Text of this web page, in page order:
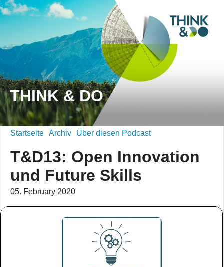
THINK & DO
Startseite Archiv Über diesen Podcast
T&D13: Open Innovation
und Future Skills
05. February 2020